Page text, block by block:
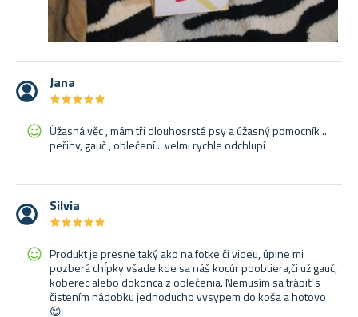
Jana
★★★★★
★★★★★
Úžasná věc , mám tři dlouhosrsté psy a úžasný pomocník ..
peřiny, gauč , oblečení .. velmi rychle odchlupí
Silvia
★★★★★
★★★★★
Produkt je presne taký ako na fotke či videu, úplne mi
pozberá chĺpky všade kde sa náš kocúr poobtiera,či už gauč,
koberec alebo dokonca z oblečenia. Nemusím sa trápiť s
čistením nádobku jednoducho vysypem do koša a hotovo
😊